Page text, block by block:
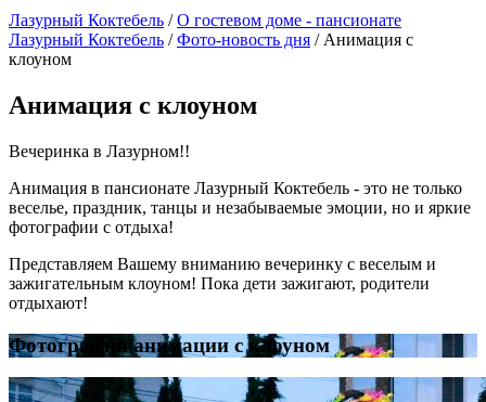
Лазурный Коктебель /О гостевом доме - пансионате
Лазурный Коктебель /Фото-новость дня / Анимация с
клоуном
Анимация с клоуном
Вечеринка в Лазурном!!
Анимация в пансионате Лазурный Коктебель - это не только
веселье, праздник, танцы и незабываемые эмоции, но и яркие
фотографии с отдыха!
Представляем Вашему вниманию вечеринку с веселым и
зажигательным клоуном! Пока дети зажигают, родители
отдыхают!
Фотографии анимации с клоуном